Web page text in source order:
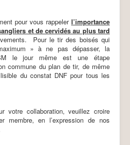
pour vous rappeler l’importance
et de cervidés au plus tard
Pour le tir des boisés qui
» à ne pas dépasser, la
le jour même est une étape
commune du plan de tir, de même
lisible du constat DNF pour tous les
votre collaboration, veuillez croire
membre, en l’expression de nos